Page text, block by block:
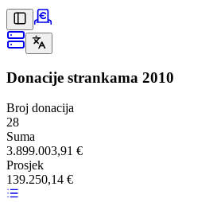
Donacije strankama 2010
Broj donacija
28
Suma
3.899.003,91 €
Prosjek
139.250,14 €